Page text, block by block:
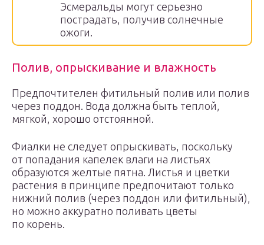
Эсмеральды могут серьезно
пострадать, получив солнечные
ожоги.
Полив, опрыскивание и влажность
Предпочтителен фитильный полив или полив
через поддон. Вода должна быть теплой,
мягкой, хорошо отстоянной.
Фиалки не следует опрыскивать, поскольку
от попадания капелек влаги на листьях
образуются желтые пятна. Листья и цветки
растения в принципе предпочитают только
нижний полив (через поддон или фитильный),
но можно аккуратно поливать цветы
по корень.